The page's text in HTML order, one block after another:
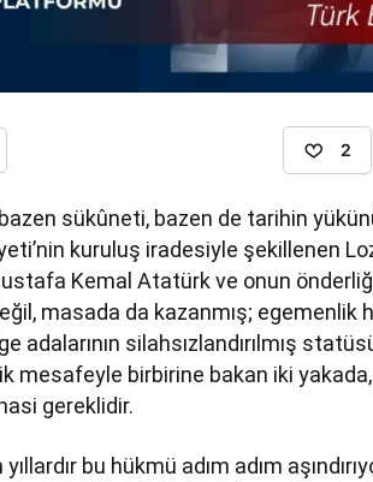
2
bazen sükûneti, bazen de tarihin
kuruluş iradesiyle şekillenen
Kemal Atatürk ve onun
masada da kazanmış; egemenlik
adalarının silahsızlandırılmış
mesafeyle birbirine bakan iki
gereklidir.
bu hükmü adım adım